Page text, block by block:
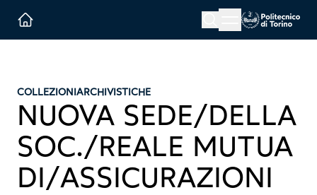
Menu button
COLLEZIONIARCHIVISTICHE
NUOVA SEDE/DELLA
SOC./REALE MUTUA
DI/ASSICURAZIONI